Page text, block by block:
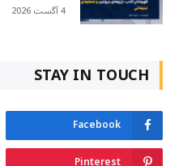
4 آگست 2026
STAY IN TOUCH
Facebook